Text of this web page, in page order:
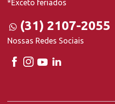
*Exceto feriados
(31) 2107-2055
Nossas Redes Sociais